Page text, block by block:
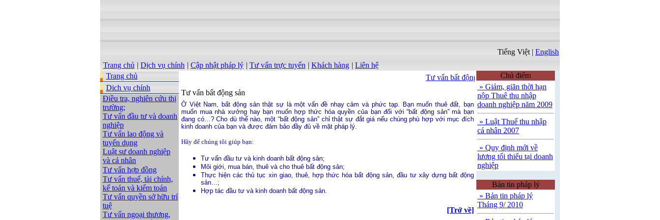
Tiếng Việt | English
Trang chủ | Dịch vụ chính | Cập nhật pháp lý | Tư vấn trực tuyến | Khách hàng | Liên hệ
Trang chủ
Dich vụ chính
Điều tra, nghiên cứu thị
trường;
Tư vấn đầu tư và doanh
nghiệp
Tư vấn lao động và
tuyển dụng
Luật sư doanh nghiệp
và cá nhân
Tư vấn hợp đồng
Tư vấn thuế, tài chính,
kế toán và kiểm toán
Tư vấn quyền sở hữu trí
tuệ
Tư vấn ngoại thương,
Tư vấn bất động sản Môi giới thương mại và đầu tư
Tư vấn bất động sản
Ở Việt Nam, bất động sản thật sự là một vấn đề nhạy cảm và phức tạp. Bạn muốn thuê đất, bạn
muốn mua nhà xưởng hay bạn muốn hợp thức hóa quyền của bạn đối với “bất động sản” mà bạn
đang có…? Cho dù thế nào, một “bất động sản” chỉ thật sự đắt giá nếu chúng phù hợp với mục đích
kinh doanh của bạn và được đảm bảo đầy đủ về mặt pháp lý.
Hãy để chúng tôi giúp bạn:
Tư vấn đầu tư và kinh doanh bất động sản;
Môi giới, mua bán, thuê và cho thuê bất động sản;
Thực hiện các thủ tục xin giao, thuê, hợp thức hóa bất động sản, đầu tư xây dựng bất động
sản…;
Hợp tác đầu tư và kinh doanh bất động sản.
[Trở về]
Chủ điểm
» Giảm, giãn thời hạn
nộp Thuê thu nhập
doanh nghiệp năm 2009
» Luật Thuế thu nhập
cá nhân 2007
» Quy định mới về
lương tối thiểu tại doanh
nghiệp
Bản tin pháp lý
» Bản tin pháp lý
Tháng 9/ 2010